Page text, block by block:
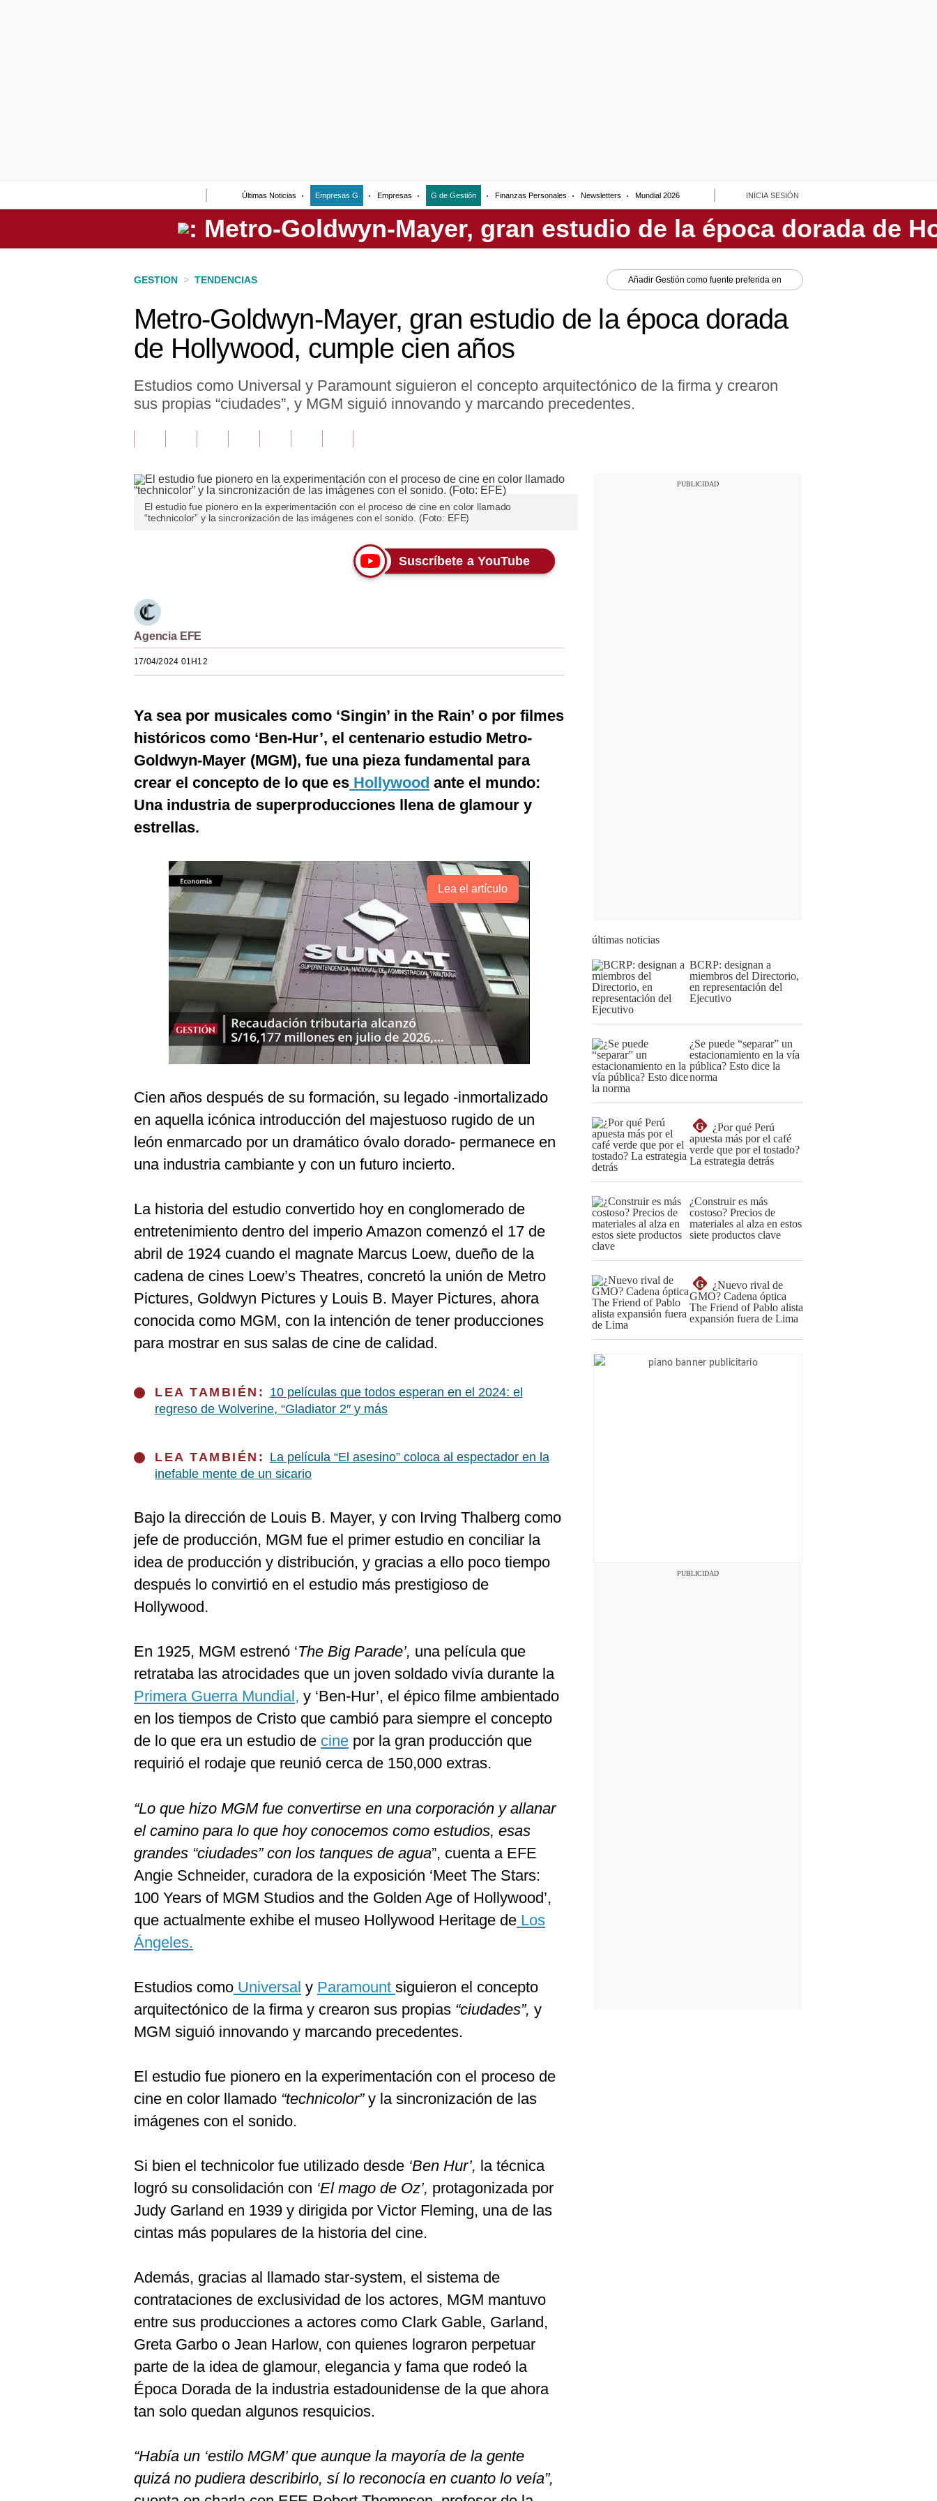
Últimas Noticias Empresas G Empresas G de Gestión Finanzas Personales Newsletters Mundial 2026 INICIA SESIÓN
Perú
GESTION > TENDENCIAS Añadir Gestión como fuente preferida en
Metro-Goldwyn-Mayer, gran estudio de la época dorada
de Hollywood, cumple cien años
Estudios como Universal y Paramount siguieron el concepto arquitectónico de la firma y crearon
sus propias “ciudades”, y MGM siguió innovando y marcando precedentes.
El estudio fue pionero en la experimentación con el proceso de cine en color llamado
“technicolor” y la sincronización de las imágenes con el sonido. (Foto: EFE)
Suscríbete a YouTube
Agencia EFE
17/04/2024 01H12
Ya sea por musicales como ‘Singin’ in the Rain’ o por filmes
históricos como ‘Ben-Hur’, el centenario estudio Metro-
Goldwyn-Mayer (MGM), fue una pieza fundamental para
crear el concepto de lo que es Hollywood ante el mundo:
Una industria de superproducciones llena de glamour y
estrellas.
Lea el artículo
Cien años después de su formación, su legado -inmortalizado
en aquella icónica introducción del majestuoso rugido de un
león enmarcado por un dramático óvalo dorado- permanece en
una industria cambiante y con un futuro incierto.
La historia del estudio convertido hoy en conglomerado de
entretenimiento dentro del imperio Amazon comenzó el 17 de
abril de 1924 cuando el magnate Marcus Loew, dueño de la
cadena de cines Loew’s Theatres, concretó la unión de Metro
Pictures, Goldwyn Pictures y Louis B. Mayer Pictures, ahora
conocida como MGM, con la intención de tener producciones
para mostrar en sus salas de cine de calidad.
LEA TAMBIÉN: 10 películas que todos esperan en el 2024: el
regreso de Wolverine, “Gladiator 2″ y más
LEA TAMBIÉN: La película “El asesino” coloca al espectador en la
inefable mente de un sicario
Bajo la dirección de Louis B. Mayer, y con Irving Thalberg como
jefe de producción, MGM fue el primer estudio en conciliar la
idea de producción y distribución, y gracias a ello poco tiempo
después lo convirtió en el estudio más prestigioso de
Hollywood.
En 1925, MGM estrenó ‘The Big Parade’, una película que
retrataba las atrocidades que un joven soldado vivía durante la
Primera Guerra Mundial, y ‘Ben-Hur’, el épico filme ambientado
en los tiempos de Cristo que cambió para siempre el concepto
de lo que era un estudio de cine por la gran producción que
requirió el rodaje que reunió cerca de 150,000 extras.
“Lo que hizo MGM fue convertirse en una corporación y allanar
el camino para lo que hoy conocemos como estudios, esas
grandes “ciudades” con los tanques de agua”, cuenta a EFE
Angie Schneider, curadora de la exposición ‘Meet The Stars:
100 Years of MGM Studios and the Golden Age of Hollywood’,
que actualmente exhibe el museo Hollywood Heritage de Los
Ángeles.
Estudios como Universal y Paramount siguieron el concepto
arquitectónico de la firma y crearon sus propias “ciudades”, y
MGM siguió innovando y marcando precedentes.
El estudio fue pionero en la experimentación con el proceso de
cine en color llamado “technicolor”y la sincronización de las
imágenes con el sonido.
Si bien el technicolor fue utilizado desde ‘Ben Hur’, la técnica
logró su consolidación con ‘El mago de Oz’, protagonizada por
Judy Garland en 1939 y dirigida por Victor Fleming, una de las
cintas más populares de la historia del cine.
Además, gracias al llamado star-system, el sistema de
contrataciones de exclusividad de los actores, MGM mantuvo
entre sus producciones a actores como Clark Gable, Garland,
Greta Garbo o Jean Harlow, con quienes lograron perpetuar
parte de la idea de glamour, elegancia y fama que rodeó la
Época Dorada de la industria estadounidense de la que ahora
tan solo quedan algunos resquicios.
“Había un ‘estilo MGM’ que aunque la mayoría de la gente
quizá no pudiera describirlo, sí lo reconocía en cuanto lo veía”,
últimas noticias
BCRP: designan a
miembros del Directorio,
en representación del
Ejecutivo
¿Se puede “separar” un
estacionamiento en la vía
pública? Esto dice la
norma
G
¿Por qué Perú
apuesta más por el café
verde que por el tostado?
La estrategia detrás
¿Construir es más
costoso? Precios de
materiales al alza en estos
siete productos clave
G
¿Nuevo rival de
GMO? Cadena óptica
The Friend of Pablo alista
expansión fuera de Lima